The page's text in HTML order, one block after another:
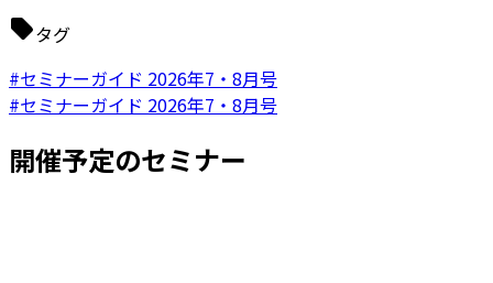
タグ
#セミナーガイド 2026年7・8月号
#セミナーガイド 2026年7・8月号
開催予定のセミナー